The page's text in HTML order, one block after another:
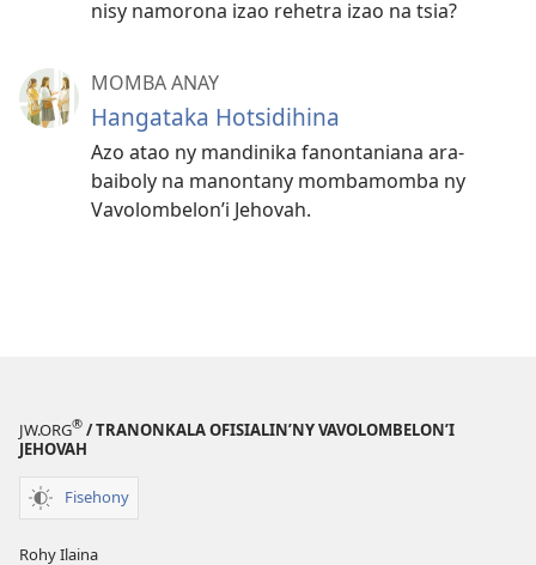
nisy namorona izao rehetra izao na tsia?
MOMBA ANAY
Hangataka Hotsidihina
Azo atao ny mandinika fanontaniana ara-
baiboly na manontany mombamomba ny
Vavolombelon’i Jehovah.
JW.ORG® / TRANONKALA OFISIALIN’NY VAVOLOMBELON’I
JEHOVAH
Fisehony
Rohy Ilaina